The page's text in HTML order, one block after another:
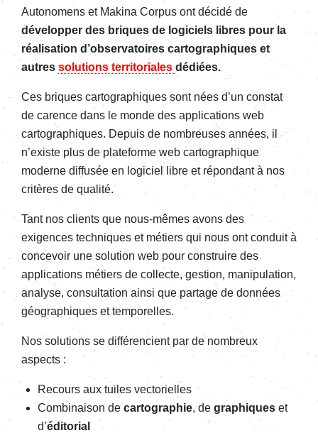
Autonomens et Makina Corpus ont décidé de
développer des briques de logiciels libres pour la
réalisation d’observatoires cartographiques et
autres solutions territoriales dédiées.
Ces briques cartographiques sont nées d’un constat
de carence dans le monde des applications web
cartographiques.Depuis de nombreuses années, il
n’existe plus de plateforme web cartographique
moderne diffusée en logiciel libre et répondant à nos
critères de qualité.
Tant nos clients que nous-mêmes avons des
exigences techniques et métiers qui nous ont conduit à
concevoir une solution web pour construire des
applications métiers de collecte, gestion, manipulation,
analyse, consultation ainsi que partage de données
géographiques et temporelles.
Nos solutions se différencient par de nombreux
aspects :
Recours aux tuiles vectorielles
Combinaison de cartographie, de graphiques et
d’éditorial